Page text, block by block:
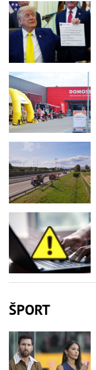
ŠPORT